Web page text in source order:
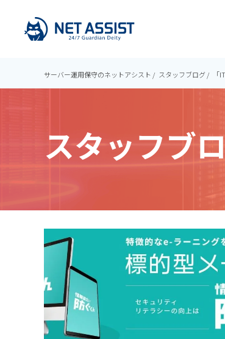
サーバー運用保守のネットアシスト スタッフブログ 「
スタッフブ